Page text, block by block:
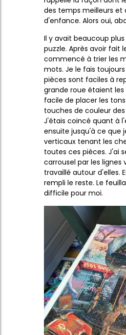
des temps meilleurs et
d'enfance. Alors oui,
Il y avait beaucoup
puzzle. Après avoir fait
commencé à trier les
mots. Je le fais
pièces sont faciles à
grande roue étaient
facile de placer les
touches de couleur des
J'étais coincé quant à
ensuite jusqu'à ce que
verticaux tenant les
toutes ces pièces. J'ai
carrousel par les lignes
travaillé autour d'elles.
rempli le reste. Le
difficile pour moi.